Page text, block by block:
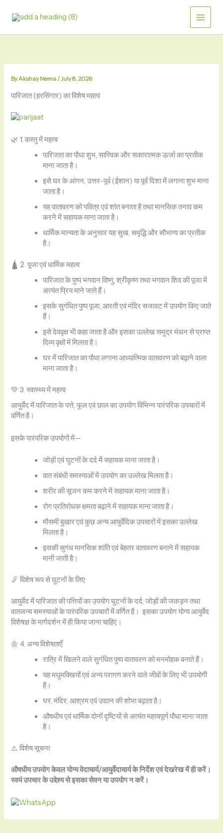
ByAkshay Nema /July 8, 2026
पारिजात (हरसिंगार) का विशेष महत्व
🌿 1. वास्तु में महत्व
पारिजात का पौधा शुभ, सात्त्विक और सकारात्मक ऊर्जा का प्रतीक
माना जाता है।
इसे घर के आंगन, उत्तर-पूर्व (ईशान) या पूर्व दिशा में लगाना शुभ माना
जाता है।
यह वातावरण को पवित्र एवं शांत बनाता है तथा मानसिक तनाव कम
करने में सहायक माना जाता है।
धार्मिक मान्यता के अनुसार यह सुख, समृद्धि और सौभाग्य का प्रतीक
है।
🛕 2. पूजा एवं धार्मिक महत्व
पारिजात के पुष्प भगवान विष्णु, श्रीकृष्ण तथा भगवान शिव की पूजा में
अत्यंत प्रिय माने जाते हैं।
इसके सुगंधित पुष्प पूजा, आरती एवं मंदिर सजावट में उपयोग किए जाते
हैं।
इसे देववृक्ष भी कहा जाता है और इसका उल्लेख समुद्र मंथन से प्राप्त
दिव्य वृक्षों में मिलता है।
घर में पारिजात का पौधा लगाना आध्यात्मिक वातावरण को बढ़ाने वाला
माना जाता है।
💚 3. स्वास्थ्य में महत्व
आयुर्वेद में पारिजात के पत्ते, फूल एवं छाल का उपयोग विभिन्न पारंपरिक उपचारों में
वर्णित है।
इसके पारंपरिक उपयोगों में—
जोड़ों एवं घुटनों के दर्द में सहायक माना जाता है।
वात संबंधी समस्याओं में उपयोग का उल्लेख मिलता है।
शरीर की सूजन कम करने में सहायक माना जाता है।
रोग प्रतिरोधक क्षमता बढ़ाने में सहायक माना जाता है।
मौसमी बुखार एवं कुछ अन्य आयुर्वेदिक उपचारों में इसका उल्लेख
मिलता है।
इसकी सुगंध मानसिक शांति एवं बेहतर वातावरण बनाने में सहायक
मानी जाती है।
🦵 विशेष रूप से घुटनों के लिए
आयुर्वेद में पारिजात की पत्तियों का उपयोग घुटनों के दर्द, जोड़ों की जकड़न तथा
वातजन्य समस्याओं के पारंपरिक उपचारों में वर्णित है। इसका उपयोग योग्य आयुर्वेद
विशेषज्ञ के मार्गदर्शन में ही किया जाना चाहिए।
🌼 4. अन्य विशेषताएँ
रात्रि में खिलने वाले सुगंधित पुष्प वातावरण को मनमोहक बनाते हैं।
यह मधुमक्खियों एवं अन्य परागण करने वाले जीवों के लिए भी उपयोगी
है।
घर, मंदिर, आश्रम एवं उद्यान की शोभा बढ़ाता है।
औषधीय एवं धार्मिक दोनों दृष्टियों से अत्यंत महत्वपूर्ण पौधा माना जाता
है।
⚠️ विशेष सूचना
औषधीय उपयोग केवल योग्य वेदाचार्य/आयुर्वेदाचार्य के निर्देश एवं देखरेख में ही करें।
स्वयं उपचार के उद्देश्य से इसका सेवन या उपयोग न करें।